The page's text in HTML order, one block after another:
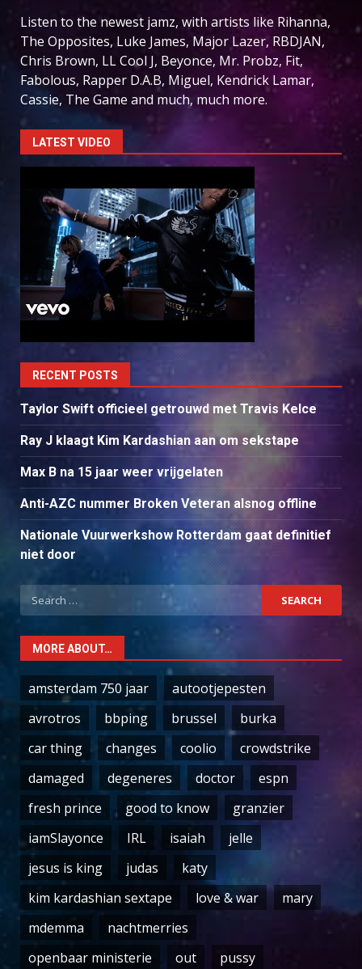
Listen to the newest jamz, with artists like Rihanna,
The Opposites, Luke James, Major Lazer, RBDJAN,
Chris Brown, LL Cool J, Beyonce, Mr. Probz, Fit,
Fabolous, Rapper D.A.B, Miguel, Kendrick Lamar,
Cassie, The Game and much, much more.
LATEST VIDEO
RECENT POSTS
Taylor Swift officieel getrouwd met Travis Kelce
Ray J klaagt Kim Kardashian aan om sekstape
Max B na 15 jaar weer vrijgelaten
Anti-AZC nummer Broken Veteran alsnog offline
Nationale Vuurwerkshow Rotterdam gaat definitief
niet door
Search
for:
MORE ABOUT…
amsterdam 750 jaar
autootjepesten
avrotros
bbping brussel
burka
car thing
changes coolio
crowdstrike
damaged
degeneres doctor
espn
fresh prince
good to know
granzier
iamSlayonce
IRL isaiah
jelle
jesus is king
judas
katy
kim kardashian sextape
love & war
mary
mdemma
nachtmerries
openbaar ministerie
out pussy